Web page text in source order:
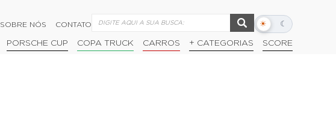
SOBRE NÓS CONTATO ☀ ☾
Alternar
escuro
PORSCHE CUP COPA TRUCK CARROS + CATEGORIAS SCORE